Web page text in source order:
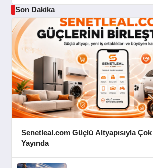
Son Dakika
Senetleal.com Güçlü Altyapısıyla Çok
Yayında